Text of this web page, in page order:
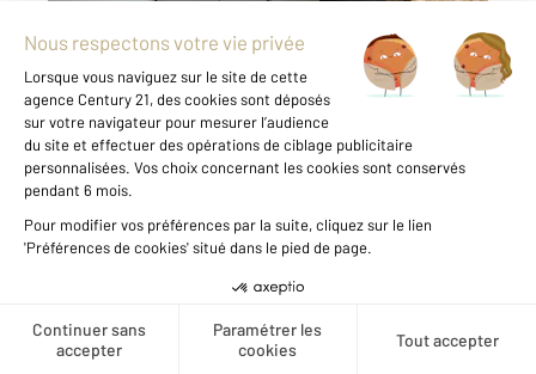
Créer une alerte
STUDIO MEUBLE GARE NORD Votre Agence
Century 21 Harmony Le Mans vous propose ce
studio meublé proche gare et proximité du
tramway. Il se compose d'une pièce principale
avec cuisine indépendante aménagée et
équipée, d'une salle d'eau ...
Voir le détail du bien